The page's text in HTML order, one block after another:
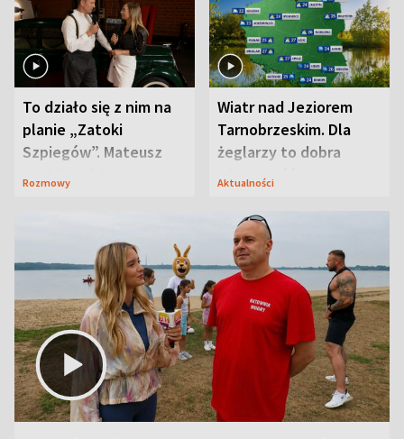
To działo się z nim na
planie „Zatoki
Szpiegów”. Mateusz
Janicki odsłonił
Rozmowy
Wiatr nad Jeziorem
Tarnobrzeskim. Dla
żeglarzy to dobra
wiadomość
Aktualności